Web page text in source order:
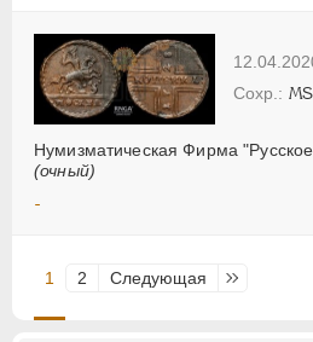
Нумизматическая Фирма
(очный)
-
1 2 Следующая Последняя